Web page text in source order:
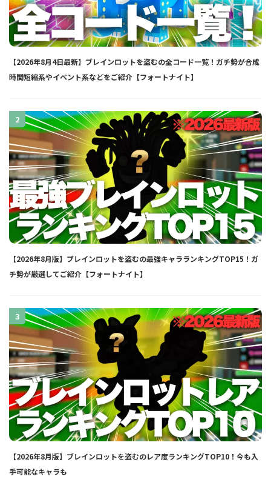
【2026年8月4日最新】ブレインロットを盗むの全コード一覧！ガチ勢が合成
時間短縮系やイベント系などをご紹介【フォートナイト】
2
【2026年8月版】ブレインロットを盗むの最強キャラランキングTOP15！ガ
チ勢が厳選してご紹介【フォートナイト】
3
【2026年8月版】ブレインロットを盗むのレア度ランキングTOP10！今も入
手可能なキャラも